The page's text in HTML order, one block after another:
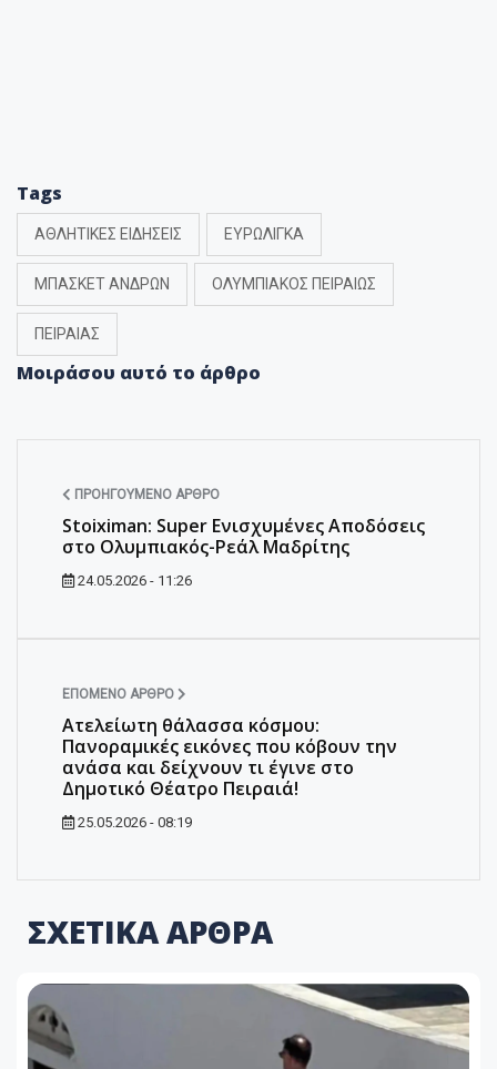
Tags
ΑΘΛΗΤΙΚΕΣ ΕΙΔΗΣΕΙΣ ΕΥΡΩΛΙΓΚΑ
ΜΠΑΣΚΕΤ ΑΝΔΡΩΝ ΟΛΥΜΠΙΑΚΟΣ ΠΕΙΡΑΙΩΣ
ΠΕΙΡΑΙΑΣ
Μοιράσου αυτό το άρθρο
ΠΡΟΗΓΟΎΜΕΝΟ ΆΡΘΡΟ
Stoiximan: Super Ενισχυμένες Αποδόσεις
στο Ολυμπιακός-Ρεάλ Μαδρίτης
24.05.2026 - 11:26
ΕΠΌΜΕΝΟ ΆΡΘΡΟ
Ατελείωτη θάλασσα κόσμου:
Πανοραμικές εικόνες που κόβουν την
ανάσα και δείχνουν τι έγινε στο
Δημοτικό Θέατρο Πειραιά!
25.05.2026 - 08:19
ΣΧΕΤΙΚΑ ΑΡΘΡΑ